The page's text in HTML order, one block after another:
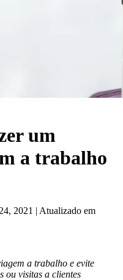
um
a trabalho
2021 | Atualizado em
a trabalho e evite
ou visitas a clientes